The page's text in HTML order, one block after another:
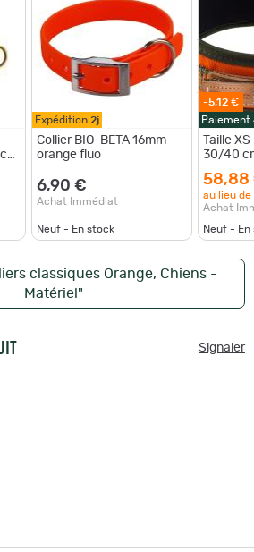
Expédition 2j
Collier BIO-BETA 16mm
orange fluo
6,90 €
Achat Immédiat
Neuf - En stock
-5,12 €
Paiement
Taille
30/40
58,88
au lieu de
Achat
Neuf - En
classiques Orange, Chiens -
Matériel"
Signaler